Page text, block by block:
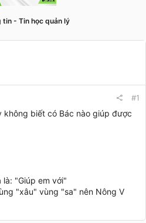
tin - Tin học quản lý
#1
không biết có Bác nào giúp được
là: "Giúp em với"
"xâu" vùng "sa" nên Nông V